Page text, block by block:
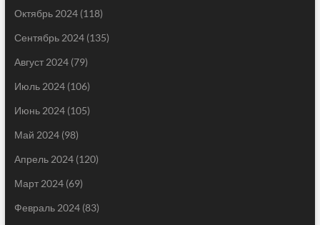
Октябрь 2024(118)
Сентябрь 2024(135)
Август 2024(79)
Июль 2024(106)
Июнь 2024(105)
Май 2024(98)
Апрель 2024(120)
Март 2024(69)
Февраль 2024(83)